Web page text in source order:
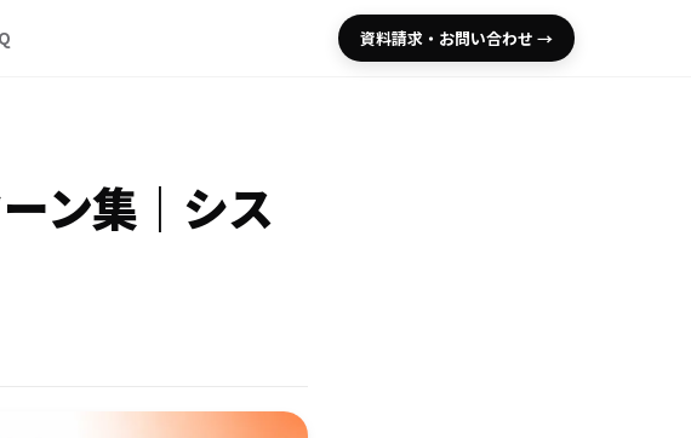
資料請求・お問い合わせ →
ン集｜シス